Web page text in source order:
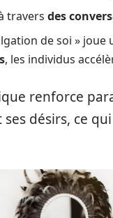
travers des
de soi » joue
, les individus
renforce
désirs, ce